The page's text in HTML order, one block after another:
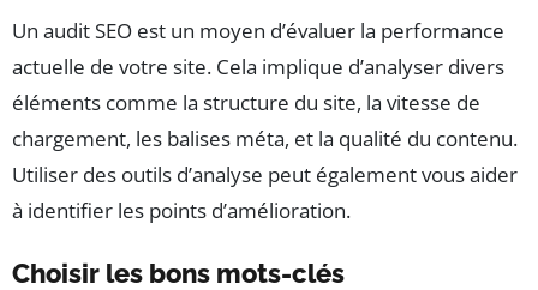
Un audit SEO est un moyen d’évaluer la performance
actuelle de votre site. Cela implique d’analyser divers
éléments comme la structure du site, la vitesse de
chargement, les balises méta, et la qualité du contenu.
Utiliser des outils d’analyse peut également vous aider
à identifier les points d’amélioration.
Choisir les bons mots-clés